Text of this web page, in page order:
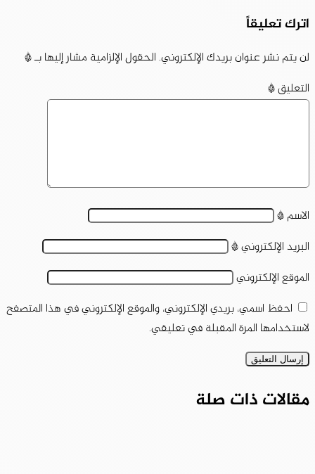
اترك تعليقاً
لن يتم نشر عنوان بريدك الإلكتروني.الحقول الإلزامية مشار إليها بـ*
التعليق*
الاسم*
البريد الإلكتروني*
الموقع الإلكتروني
احفظ اسمي، بريدي الإلكتروني، والموقع الإلكتروني في هذا المتصفح
لاستخدامها المرة المقبلة في تعليقي.
مقالات ذات صلة